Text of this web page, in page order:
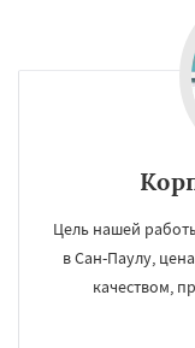
Цель нашей
в Сан-Паулу,
качеством,